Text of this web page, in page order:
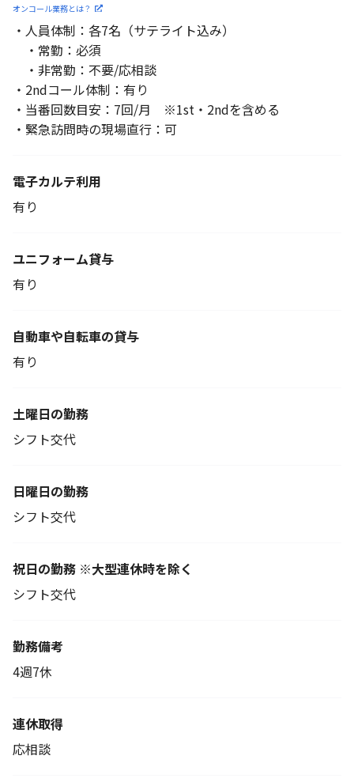
オンコール業務とは？
・人員体制：各7名（サテライト込み）
・常勤：必須
・非常勤：不要/応相談
・2ndコール体制：有り
・当番回数目安：7回/月 ※1st・2ndを含める
・緊急訪問時の現場直行：可
電子カルテ利用
有り
ユニフォーム貸与
有り
自動車や自転車の貸与
有り
土曜日の勤務
シフト交代
日曜日の勤務
シフト交代
祝日の勤務 ※大型連休時を除く
シフト交代
勤務備考
4週7休
連休取得
応相談